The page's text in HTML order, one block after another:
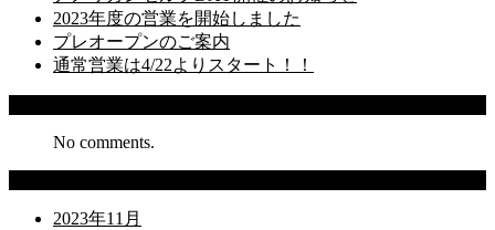
2023年度の営業を開始しました
プレオープンのご案内
通常営業は4/22よりスタート！！
No comments.
2023年11月